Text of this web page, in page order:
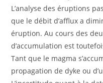
L’analyse des éruptions
que le débit d’afflux a
éruption. Au cours des
d’accumulation est
Tant que le magma
propagation de dyke ou